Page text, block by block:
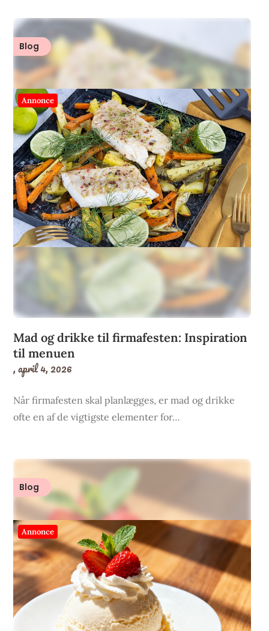
Blog
Annonce
Mad og drikke til firmafesten: Inspiration
til menuen
,april 4, 2026
Når firmafesten skal planlægges, er mad og drikke
ofte en af de vigtigste elementer for…
Blog
Annonce